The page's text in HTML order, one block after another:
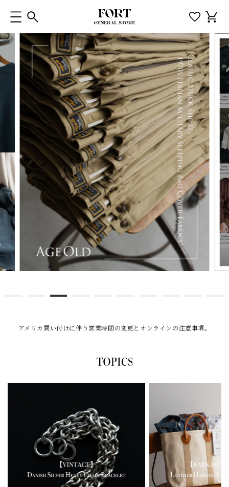
ンツに
進む
ー
アメリカ買い付けに伴う営業時間の変更とオンラインの注意事項。